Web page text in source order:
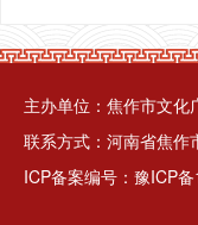
主办单位：焦作市文化
联系方式：河南省焦作
ICP备案编号： 豫ICP